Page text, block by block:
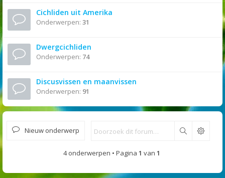
Cichliden uit Amerika
Onderwerpen: 31
Dwergcichliden
Onderwerpen: 74
Discusvissen en maanvissen
Onderwerpen: 91
Nieuw onderwerp Zoek
4 onderwerpen • Pagina 1 van 1